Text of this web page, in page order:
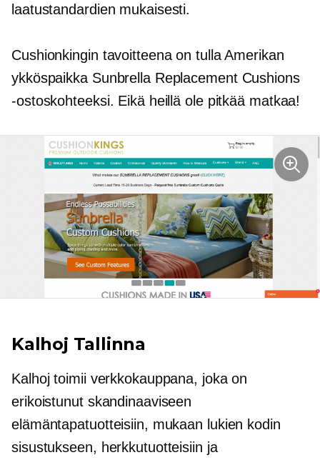
laatustandardien mukaisesti.
Cushionkingin tavoitteena on tulla Amerikan
ykköspaikka Sunbrella Replacement Cushions
-ostoskohteeksi. Eikä heillä ole pitkää matkaa!
Kalhoj Tallinna
Kalhoj toimii verkkokauppana, joka on
erikoistunut skandinaaviseen
elämäntapatuotteisiin, mukaan lukien kodin
sisustukseen, herkkutuotteisiin ja